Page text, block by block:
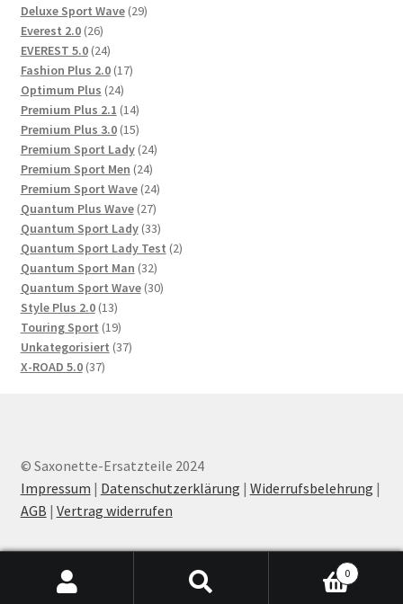
Produkte
Deluxe Sport Wave 2929
Everest 2.0 2626
Produkte
EVEREST 5.0 2424
Produkte
Fashion Plus 2.0 1717
Optimum Plus 2424
Produkte
Premium Plus 2.1 1414
Produkte
Premium Plus 3.0 1515
Produkte
Premium Sport Lady 2424
Premium Sport Men 2424
Produkte
Premium Sport Wave 2424
Produkte
Quantum Plus Wave 2727
Produkte
Quantum Sport Lady 3333
Produkte
Quantum Sport Lady Test 22
Quantum Sport Man 3232
Produkte
Quantum Sport Wave 3030
Style Plus 2.0 1313
Produkte
Touring Sport 1919
Produkte
Unkategorisiert 3737
X-ROAD 5.0 3737
© Saxonette-Ersatzteile 2024
Impressum | Datenschutzerklärung | Widerrufsbelehrung |
AGB | Vertrag widerrufen
Products
0